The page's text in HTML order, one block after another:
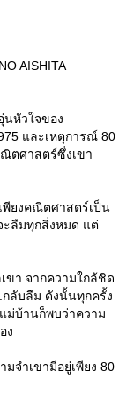
AISHITA
นหัวใจของ
และเหตุการณ์ 80
ตศาสตร์ซึ่งเขา
พียงคณิตศาสตร์เป็น
ะลืมทุกสิ่งหมด แต่
ขา จากความใกล้ชิด
กลับลืม ดังนั้นทุกครั้ง
ม่บ้านก็พบว่าความ
ง
มจำเขามีอยู่เพียง 80